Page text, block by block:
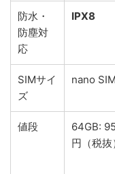
防水・
防塵対
応
IPX8
SIMサイ
ズ
nano SIM
値段
64GB:
円（税抜